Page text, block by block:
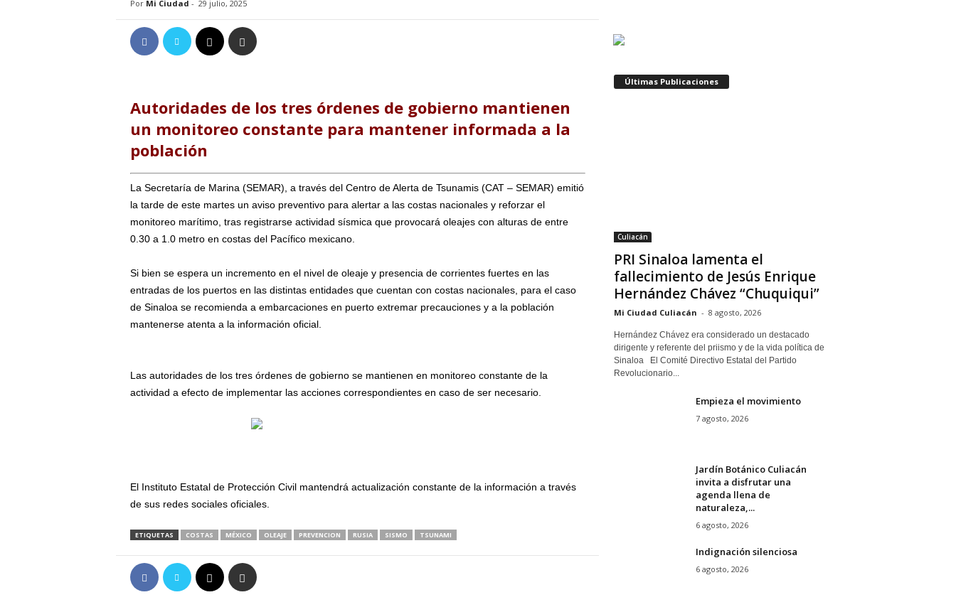
Por Mi Ciudad - 29 julio, 2025
Autoridades de los tres órdenes de gobierno mantienen
un monitoreo constante para mantener informada a la
población
La Secretaría de Marina (SEMAR), a través del Centro de Alerta de Tsunamis (CAT – SEMAR) emitió
la tarde de este martes un aviso preventivo para alertar a las costas nacionales y reforzar el
monitoreo marítimo, tras registrarse actividad sísmica que provocará oleajes con alturas de entre
0.30 a 1.0 metro en costas del Pacífico mexicano.
Si bien se espera un incremento en el nivel de oleaje y presencia de corrientes fuertes en las
entradas de los puertos en las distintas entidades que cuentan con costas nacionales, para el caso
de Sinaloa se recomienda a embarcaciones en puerto extremar precauciones y a la población
mantenerse atenta a la información oficial.
Las autoridades de los tres órdenes de gobierno se mantienen en monitoreo constante de la
actividad a efecto de implementar las acciones correspondientes en caso de ser necesario.
El Instituto Estatal de Protección Civil mantendrá actualización constante de la información a través
de sus redes sociales oficiales.
ETIQUETAS COSTAS MÉXICO OLEAJE PREVENCION RUSIA SISMO TSUNAMI
Últimas Publicaciones
Culiacán
PRI Sinaloa lamenta el
fallecimiento de Jesús Enrique
Hernández Chávez “Chuquiqui”
Mi Ciudad Culiacán - 8 agosto, 2026
Hernández Chávez era considerado un destacado
dirigente y referente del priismo y de la vida política de
Sinaloa El Comité Directivo Estatal del Partido
Revolucionario...
Empieza el movimiento
7 agosto, 2026
Jardín Botánico Culiacán
invita a disfrutar una
agenda llena de
naturaleza,...
6 agosto, 2026
Indignación silenciosa
6 agosto, 2026